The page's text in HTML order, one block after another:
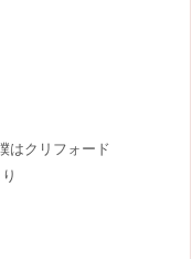
はクリフォード